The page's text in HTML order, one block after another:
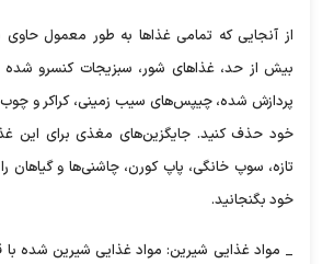
از آنجایی که تمامی غذا‌ها به طور معمول
بیش از حد، غذا‌های شور، سبزیجات کنسرو
پردازش شده، چیپس‌های سیب زمینی، کراکر و
خود حذف کنید. جایگزین‌های مغذی برای این
تازه، سوپ خانگی، پاپ کورن، چاشنی‌ها و گیاهان
خود بگنجانید.
_ مواد غذایی شیرین: مواد غذایی شیرین شده با